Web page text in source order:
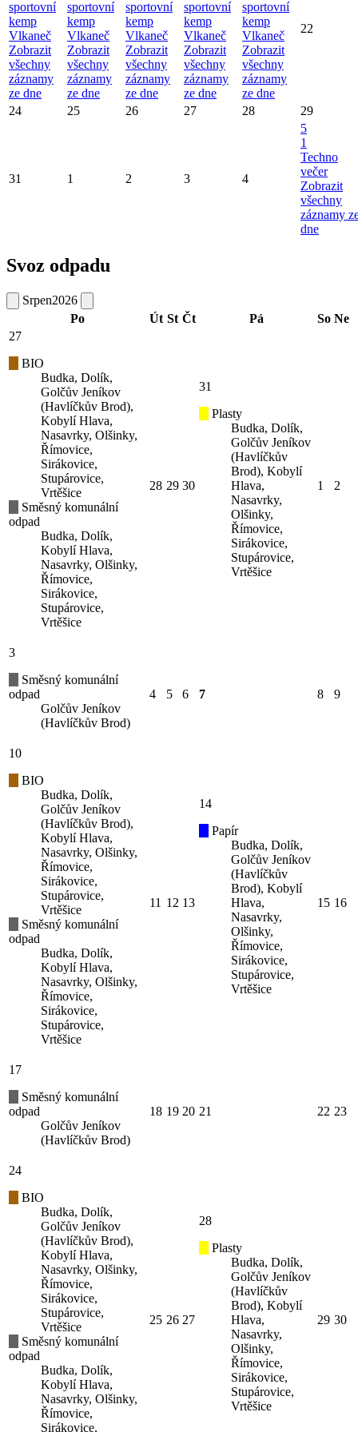
sportovní
kemp
Vlkaneč
Zobrazit
všechny
záznamy
ze dne
sportovní
kemp
Vlkaneč
Zobrazit
všechny
záznamy
ze dne
sportovní
kemp
Vlkaneč
Zobrazit
všechny
záznamy
ze dne
sportovní
kemp
Vlkaneč
Zobrazit
všechny
záznamy
ze dne
sportovní
kemp
Vlkaneč
Zobrazit
všechny
záznamy
ze dne
22
24 25 26 27 28 29
31 1 2 3 4
5
1
Techno
večer
Zobrazit
všechny
záznamy
dne
Svoz odpadu
Srpen2026
Po
Út St Čt Pá So Ne
27
BIO
Budka, Dolík,
Golčův Jeníkov
(Havlíčkův Brod),
Kobylí Hlava,
Nasavrky, Olšinky,
Římovice,
Sirákovice,
Stupárovice,
Vrtěšice
Směsný komunální
odpad
Budka, Dolík,
Kobylí Hlava,
Nasavrky, Olšinky,
Římovice,
Sirákovice,
Stupárovice,
Vrtěšice
28 29 30
31
Plasty
Budka, Dolík,
Golčův Jeníkov
(Havlíčkův
Brod), Kobylí
Hlava,
Nasavrky,
Olšinky,
Římovice,
Sirákovice,
Stupárovice,
Vrtěšice
1 2
3
Směsný komunální
odpad
Golčův Jeníkov
(Havlíčkův Brod)
4 5 6 7 8 9
10
BIO
Budka, Dolík,
Golčův Jeníkov
(Havlíčkův Brod),
Kobylí Hlava,
Nasavrky, Olšinky,
Římovice,
Sirákovice,
Stupárovice,
Vrtěšice
Směsný komunální
odpad
Budka, Dolík,
Kobylí Hlava,
Nasavrky, Olšinky,
Římovice,
Sirákovice,
Stupárovice,
Vrtěšice
11 12 13
14
Papír
Budka, Dolík,
Golčův Jeníkov
(Havlíčkův
Brod), Kobylí
Hlava,
Nasavrky,
Olšinky,
Římovice,
Sirákovice,
Stupárovice,
Vrtěšice
15 16
17
Směsný komunální
odpad
Golčův Jeníkov
(Havlíčkův Brod)
18 19 20 21 22 23
24
BIO
Budka, Dolík,
Golčův Jeníkov
(Havlíčkův Brod),
Kobylí Hlava,
Nasavrky, Olšinky,
Římovice,
Sirákovice,
Stupárovice,
Vrtěšice
Směsný komunální
odpad
Budka, Dolík,
Kobylí Hlava,
Nasavrky, Olšinky,
Římovice,
Sirákovice,
25 26 27
28
Plasty
Budka, Dolík,
Golčův Jeníkov
(Havlíčkův
Brod), Kobylí
Hlava,
Nasavrky,
Olšinky,
Římovice,
Sirákovice,
Stupárovice,
Vrtěšice
29 30